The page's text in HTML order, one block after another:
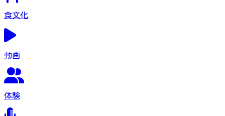
食文化
動画
体験